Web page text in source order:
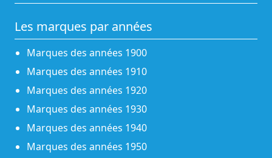
Les marques par années
Marques des années 1900
Marques des années 1910
Marques des années 1920
Marques des années 1930
Marques des années 1940
Marques des années 1950